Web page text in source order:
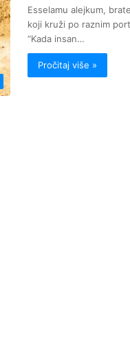
Esselamu alejkum,
koji kruži po raznim
“Kada insan…
Pročitaj više »